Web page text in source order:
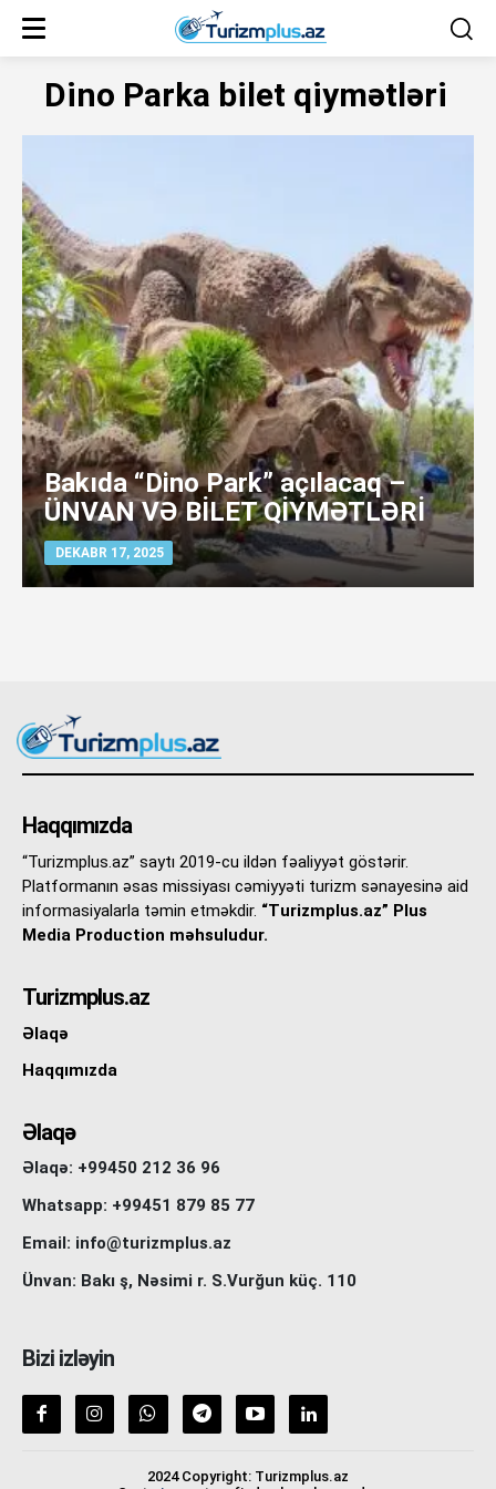
Dino Parka bilet qiymətləri
Bakıda “Dino Park” açılacaq –
ÜNVAN VƏ BİLET QİYMƏTLƏRİ
DEKABR 17, 2025
Haqqımızda
“Turizmplus.az” saytı 2019-cu ildən fəaliyyət göstərir.
Platformanın əsas missiyası cəmiyyəti turizm sənayesinə aid
informasiyalarla təmin etməkdir. “Turizmplus.az” Plus
Media Production məhsuludur.
Turizmplus.az
Əlaqə
Haqqımızda
Əlaqə
Əlaqə: +99450 212 36 96
Whatsapp: +99451 879 85 77
Email: info@turizmplus.az
Ünvan: Bakı ş, Nəsimi r. S.Vurğun küç. 110
Bizi izləyin
2024 Copyright: Turizmplus.az